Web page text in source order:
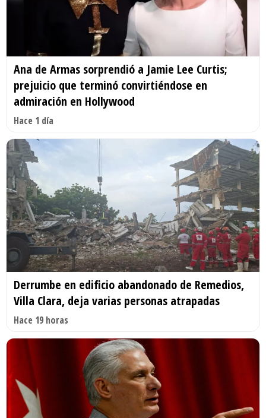
Ana de Armas sorprendió a Jamie Lee Curtis;
prejuicio que terminó convirtiéndose en
admiración en Hollywood
Hace 1 día
Derrumbe en edificio abandonado de Remedios,
Villa Clara, deja varias personas atrapadas
Hace 19 horas